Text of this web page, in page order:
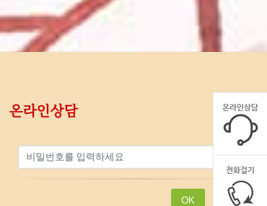
온라인상담
OK Cancel
온라인상담
전화걸기